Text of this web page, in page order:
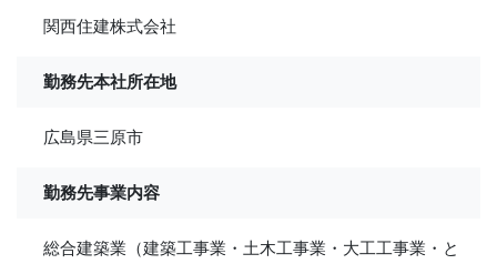
関西住建株式会社
勤務先本社所在地
広島県三原市
勤務先事業内容
総合建築業（建築工事業・土木工事業・大工工事業・と